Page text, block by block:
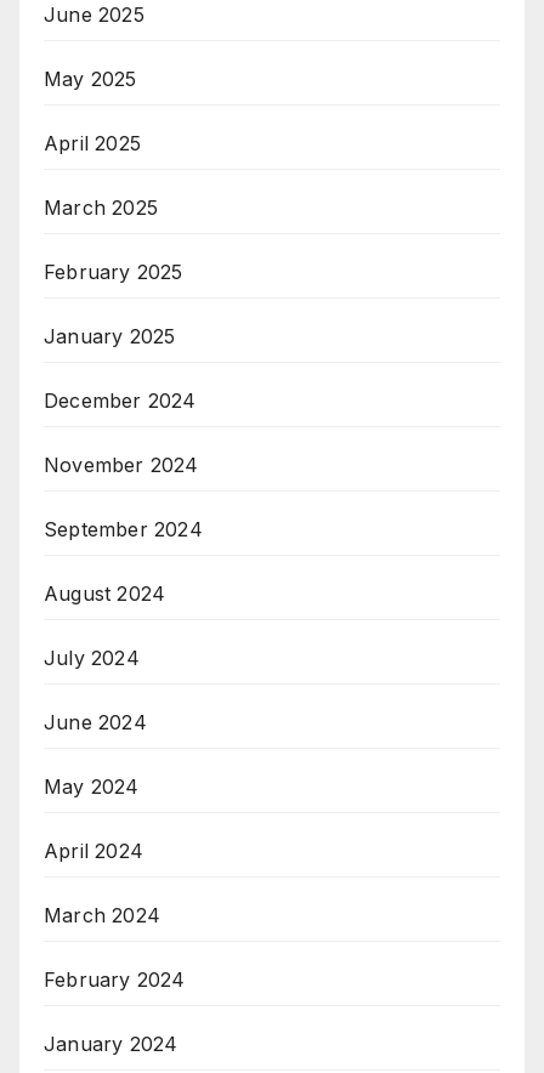
June 2025
May 2025
April 2025
March 2025
February 2025
January 2025
December 2024
November 2024
September 2024
August 2024
July 2024
June 2024
May 2024
April 2024
March 2024
February 2024
January 2024